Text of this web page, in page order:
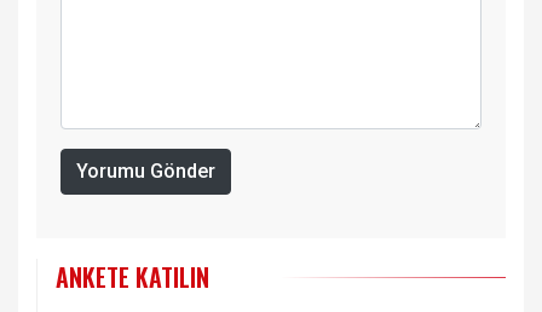
Yorumu Gönder
ANKETE KATILIN